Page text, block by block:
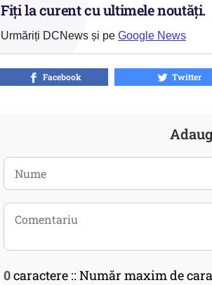
Fiți la curent cu ultimele noutăți.
Urmăriți DCNews și pe Google News
Facebook Twitter
0caractere :: Număr maxim de